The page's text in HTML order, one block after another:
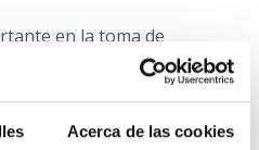
Acerca de las cookies
en la toma de
de muchos elementos, el
mayor flexibilidad